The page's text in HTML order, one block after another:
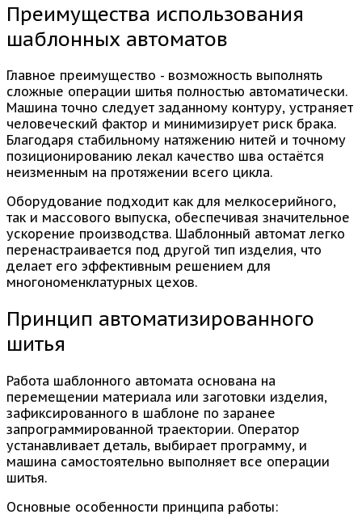
Преимущества использования
шаблонных автоматов
Главное преимущество - возможность выполнять
сложные операции шитья полностью автоматически.
Машина точно следует заданному контуру, устраняет
человеческий фактор и минимизирует риск брака.
Благодаря стабильному натяжению нитей и точному
позиционированию лекал качество шва остаётся
неизменным на протяжении всего цикла.
Оборудование подходит как для мелкосерийного,
так и массового выпуска, обеспечивая значительное
ускорение производства. Шаблонный автомат легко
перенастраивается под другой тип изделия, что
делает его эффективным решением для
многономенклатурных цехов.
Принцип автоматизированного
шитья
Работа шаблонного автомата основана на
перемещении материала или заготовки изделия,
зафиксированного в шаблоне по заранее
запрограммированной траектории. Оператор
устанавливает деталь, выбирает программу, и
машина самостоятельно выполняет все операции
шитья.
Основные особенности принципа работы: